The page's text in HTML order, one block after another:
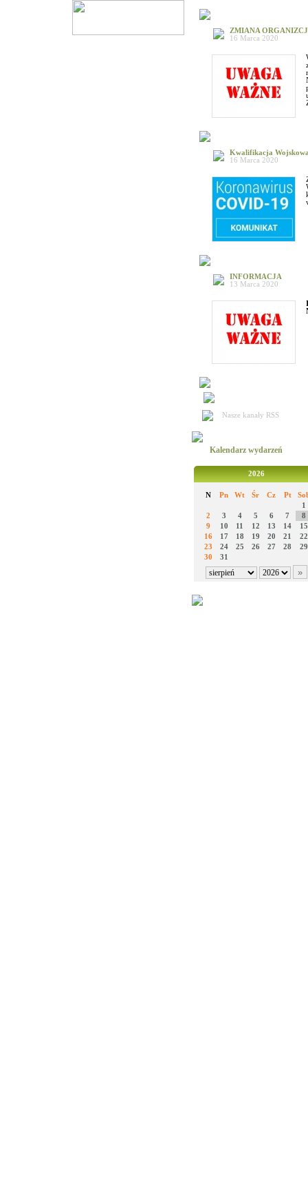
ZMIANA
16 Marca 2020
Kwalifikacja
16 Marca 2020
INFORMACJA
13 Marca 2020
Nasze kanały RSS
Kalendarz wydarzeń
2026
N Pn Wt Śr Cz Pt
1
2
3 4 5 6 7
8
9
10 11 12 13 14
15
16
17 18 19 20 21
22
23
24 25 26 27 28
29
30
31